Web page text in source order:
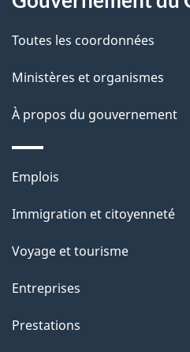
a
g
e
a
c
i
o
s
u
e
t
e
Toutes les coordonnées
Ministères et organismes
À propos du gouvernement
Thèmes
sujets
Emplois
Immigration et citoyenneté
Voyage et tourisme
Entreprises
Prestations